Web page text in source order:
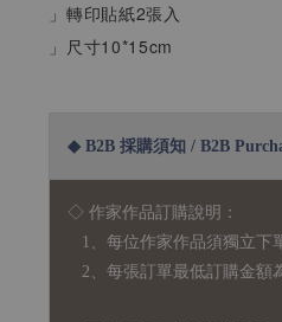
」轉印貼紙2張入
」尺寸10*15cm
◆ B2B 採購須知 / B2B
◇ 作家作品訂購說明：
1、每位作家作品須獨立下
2、每張訂單最低訂購金額